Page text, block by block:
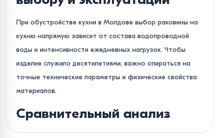
При обустройстве кухни в Молдове выбор раковины на
кухню напрямую зависит от состава водопроводной
воды и интенсивности ежедневных нагрузок. Чтобы
изделие служило десятилетиями, важно опираться на
точные технические параметры и физические свойства
материалов.
Сравнительный анализ
материалов сталь vs